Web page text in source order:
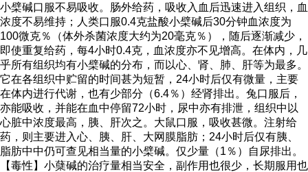
小檗碱口服不易吸收。肠外给药，吸收入血后迅速进入组织，血
浓度不易维持；人类口服0.4克盐酸小檗碱后30分钟血浓度为
100微克％（体外杀菌浓度大约为20毫克％），随后逐渐减少，
即使重复给药，每4小时0.4克，血浓度亦不见增高。在体内，几
乎所有组织均有小檗碱的分布，而以心、肾、肺、肝等为最多。
它在各组织中贮留的时间甚为短暂，24小时后仅有微量，主要
在体内进行代谢，也有少部分（6.4％）经肾排出。兔口服后，
亦能吸收，并能在血中停留72小时，尿中亦有排泄，组织中以
心脏中浓度最高，胰、肝次之。大鼠口服，吸收甚微。注射给
药，则主要进入心、胰、肝、大网膜脂肪；24小时后仅有胰、
脂肪中中仍可查见相当量的小檗碱。仅少量（1％）自尿排出。
【毒性】小蘖碱的治疗量相当安全，副作用也很少，长期服用也